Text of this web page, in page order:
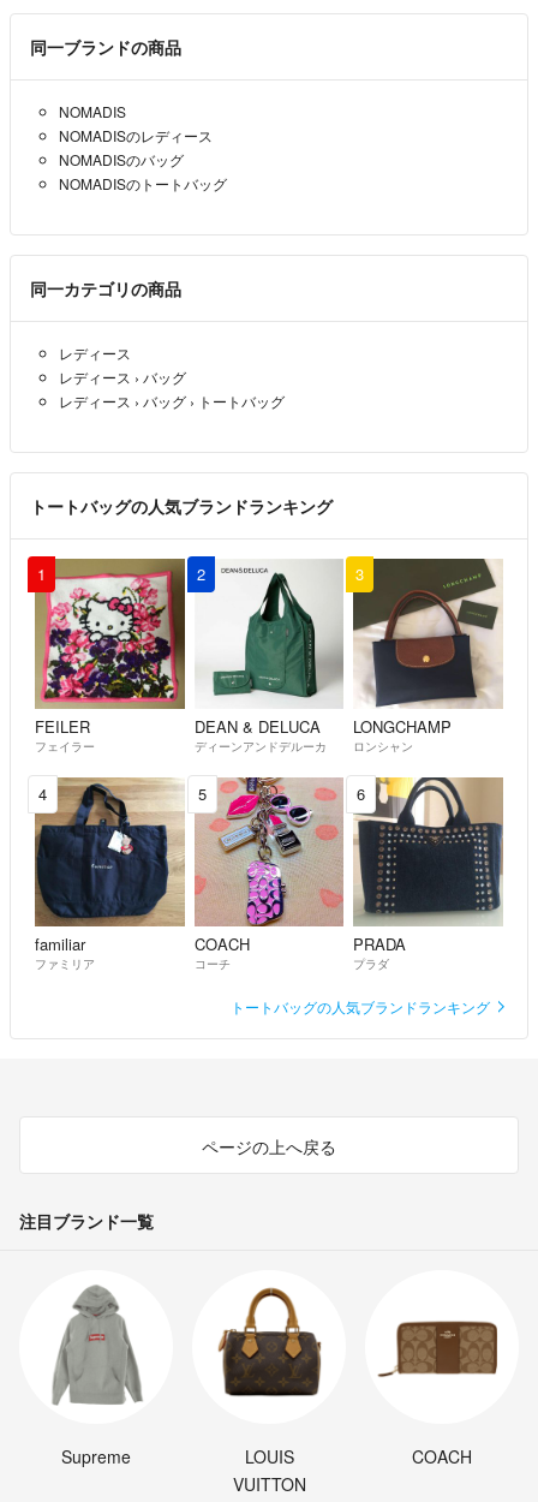
同一ブランドの商品
NOMADIS
NOMADISのレディース
NOMADISのバッグ
NOMADISのトートバッグ
同一カテゴリの商品
レディース
レディース › バッグ
レディース › バッグ › トートバッグ
トートバッグの人気ブランドランキング
1
FEILER
フェイラー
2
DEAN & DELUCA
ディーンアンドデルーカ
3
LONGCHAMP
ロンシャン
4
familiar
ファミリア
5
COACH
コーチ
6
PRADA
プラダ
トートバッグの人気ブランドランキング
ページの上へ戻る
注目ブランド一覧
Supreme
LOUIS
VUITTON
COACH